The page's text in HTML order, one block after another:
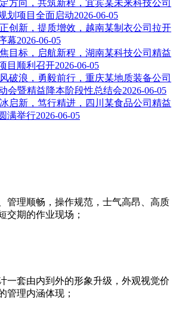
方向，共筑新程，宜宾某未来科技公司
划项目全面启动2026-06-05
创新，提质增效，越南某制衣公司拉开
幕2026-06-05
目标，启航新程，湖南某科技公司精益
目顺利召开2026-06-05
破浪，勇毅前行，重庆某地质装备公司
会暨精益降本阶段性总结会2026-06-05
启新，笃行精进，四川某食品公司精益
满举行2026-06-05
管理顺畅，操作规范，士气高昂、高质
交期的作业现场；
一套由内到外的形象升级，外观视觉价
管理内涵体现；